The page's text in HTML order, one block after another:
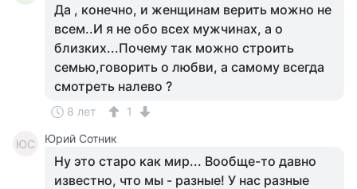
Да , конечно, и женщинам верить можно не
всем..И я не обо всех мужчинах, а о
близких...Почему так можно строить
семью,говорить о любви, а самому всегда
смотреть налево ?
8 лет 1
ЮС Юрий Сотник
Ну это старо как мир... Вообще-то давно
известно, что мы - разные! У нас разные